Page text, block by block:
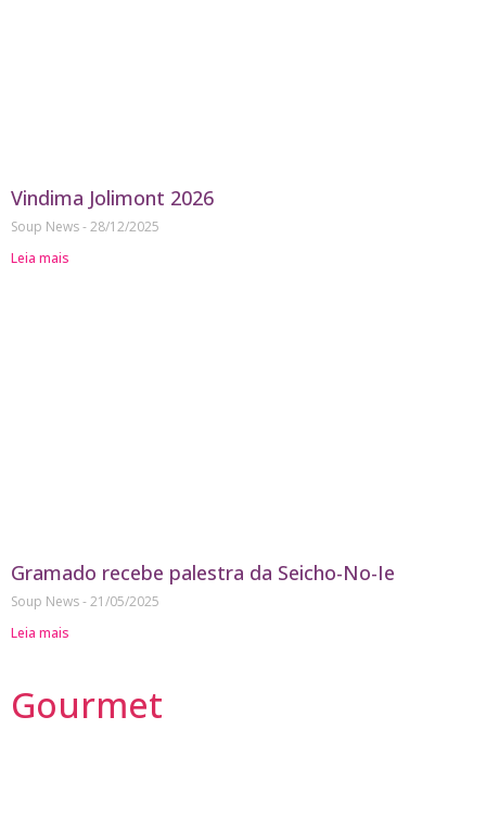
Vindima Jolimont 2026
Soup News 28/12/2025
Leia mais
Gramado recebe palestra da Seicho-No-Ie
Soup News 21/05/2025
Leia mais
Gourmet